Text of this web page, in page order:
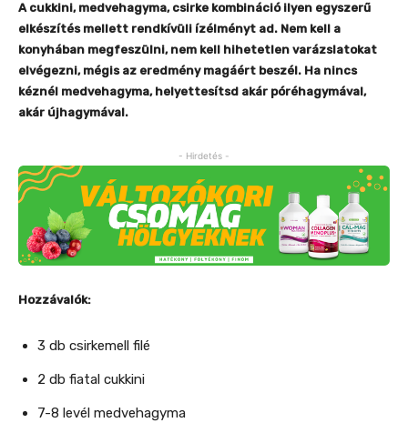
A cukkini, medvehagyma, csirke kombináció ilyen egyszerű
elkészítés mellett rendkívüli ízélményt ad. Nem kell a
konyhában megfeszülni, nem kell hihetetlen varázslatokat
elvégezni, mégis az eredmény magáért beszél. Ha nincs
kéznél medvehagyma, helyettesítsd akár póréhagymával,
akár újhagymával.
- Hirdetés -
Hozzávalók:
3 db csirkemell filé
2 db fiatal cukkini
7-8 levél medvehagyma